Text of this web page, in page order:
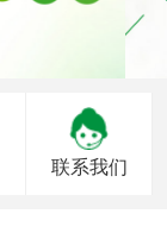
联系我们